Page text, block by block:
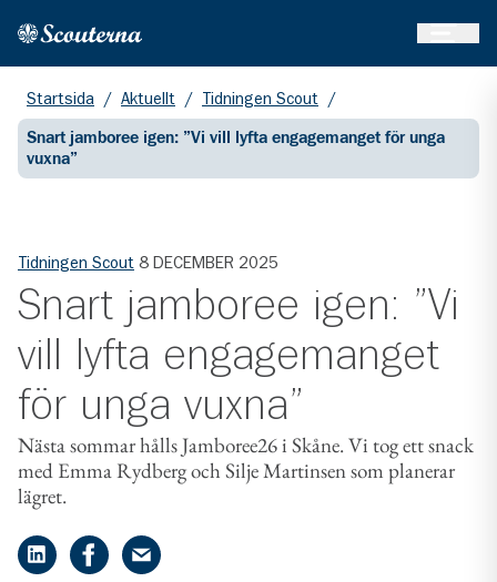
Hem
Startsida / Aktuellt / Tidningen Scout /
Snart jamboree igen: ”Vi vill lyfta engagemanget för unga
vuxna”
Tidningen Scout 8 DECEMBER 2025
Snart jamboree igen: ”Vi
vill lyfta engagemanget
för unga vuxna”
Nästa sommar hålls Jamboree26 i Skåne. Vi tog ett snack
med Emma Rydberg och Silje Martinsen som planerar
lägret.
Dela på LinkedIn
Dela på Facebook
Dela på e-post